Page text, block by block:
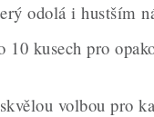
odolá i hustším
10 kusech pro
volbou pro